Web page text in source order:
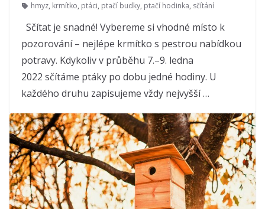
hmyz, krmítko, ptáci, ptačí budky, ptačí hodinka, sčítání
Sčítat je snadné! Vybereme si vhodné místo k
pozorování – nejlépe krmítko s pestrou nabídkou
potravy. Kdykoliv v průběhu 7.–9. ledna
2022 sčítáme ptáky po dobu jedné hodiny. U
každého druhu zapisujeme vždy nejvyšší …